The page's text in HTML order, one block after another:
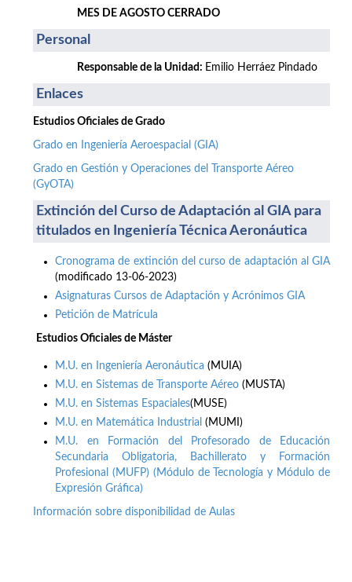
MES DE AGOSTO CERRADO
Personal
Responsable de la Unidad: Emilio Herráez Pindado
Enlaces
Estudios Oficiales de Grado
Grado en Ingeniería Aeroespacial (GIA)
Grado en Gestión y Operaciones del Transporte Aéreo
(GyOTA)
Extinción del Curso de Adaptación al GIA para
titulados en Ingeniería Técnica Aeronáutica
Cronograma de extinción del curso de adaptación al GIA
(modificado 13-06-2023)
Asignaturas Cursos de Adaptación y Acrónimos GIA
Petición de Matrícula
Estudios Oficiales de Máster
M.U. en Ingeniería Aeronáutica (MUIA)
M.U. en Sistemas de Transporte Aéreo (MUSTA)
M.U. en Sistemas Espaciales(MUSE)
M.U. en Matemática Industrial (MUMI)
M.U. en Formación del Profesorado de Educación
Secundaria Obligatoria, Bachillerato y Formación
Profesional (MUFP) (Módulo de Tecnología y Módulo de
Expresión Gráfica)
Información sobre disponibilidad de Aulas